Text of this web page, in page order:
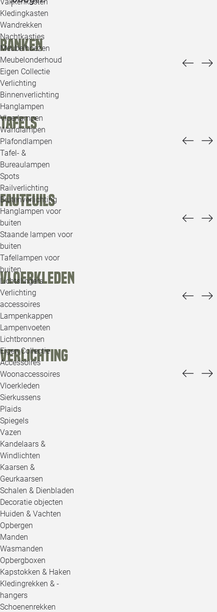
Kledingkasten
Wandrekken
Nachtkastjes
Meubelhoezen
Meubelonderhoud
Eigen Collectie
Verlichting
Binnenverlichting
Hanglampen
Vloerlampen
Wandlampen
Plafondlampen
Tafel- &
Bureaulampen
Spots
Railverlichting
Buitenverlichting
Hanglampen voor
buiten
Staande lampen voor
buiten
Tafellampen voor
buiten
Lichtslingers
Verlichting
accessoires
Lampenkappen
Lampenvoeten
Lichtbronnen
Eigen Collectie
Accessoires
Woonaccessoires
Vloerkleden
Sierkussens
Plaids
Spiegels
Vazen
Kandelaars &
Windlichten
Kaarsen &
Geurkaarsen
Schalen & Dienbladen
Decoratie objecten
Huiden & Vachten
Opbergen
Manden
Wasmanden
Opbergboxen
Kapstokken & Haken
Kledingrekken & -
hangers
Schoenenrekken
Banken
Tafels
Fauteuils
Vloerkleden
Verlichting